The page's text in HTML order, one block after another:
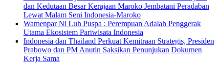
dan Kedutaan Besar Kerajaan Maroko Jembatani Peradaban
Lewat Malam Seni Indonesia-Maroko
Wamenpar Ni Luh Puspa : Perempuan Adalah Penggerak
Utama Ekosistem Pariwisata Indonesia
Indonesia dan Thailand Perkuat Kemitraan Strategis, Presiden
Prabowo dan PM Anutin Saksikan Penunjukan Dokumen
Kerja Sama